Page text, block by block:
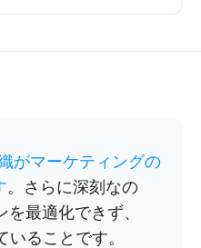
がマーケティングの
。さらに深刻なの
最適化できず、
ることです。